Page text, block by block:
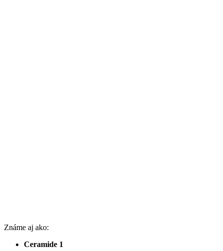
Známe aj ako:
Ceramide 1